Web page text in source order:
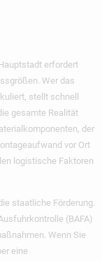
erfordert
Wer das
stellt schnell
gesamte Realität
der
vor Ort
logistische Faktoren
staatliche Förderung.
(BAFA)
Wenn Sie
eine